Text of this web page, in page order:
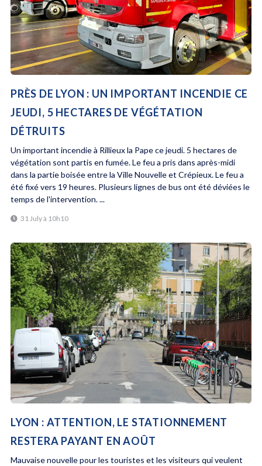
PRÈS DE LYON : UN IMPORTANT INCENDIE CE
JEUDI, 5 HECTARES DE VÉGÉTATION
DÉTRUITS
Un important incendie à Rillieux la Pape ce jeudi. 5 hectares de
végétation sont partis en fumée. Le feu a pris dans après-midi
dans la partie boisée entre la Ville Nouvelle et Crépieux. Le feu a
été fixé vers 19 heures. Plusieurs lignes de bus ont été déviées le
temps de l'intervention. ...
31 July à 10h10
LYON : ATTENTION, LE STATIONNEMENT
RESTERA PAYANT EN AOÛT
Mauvaise nouvelle pour les touristes et les visiteurs qui veulent